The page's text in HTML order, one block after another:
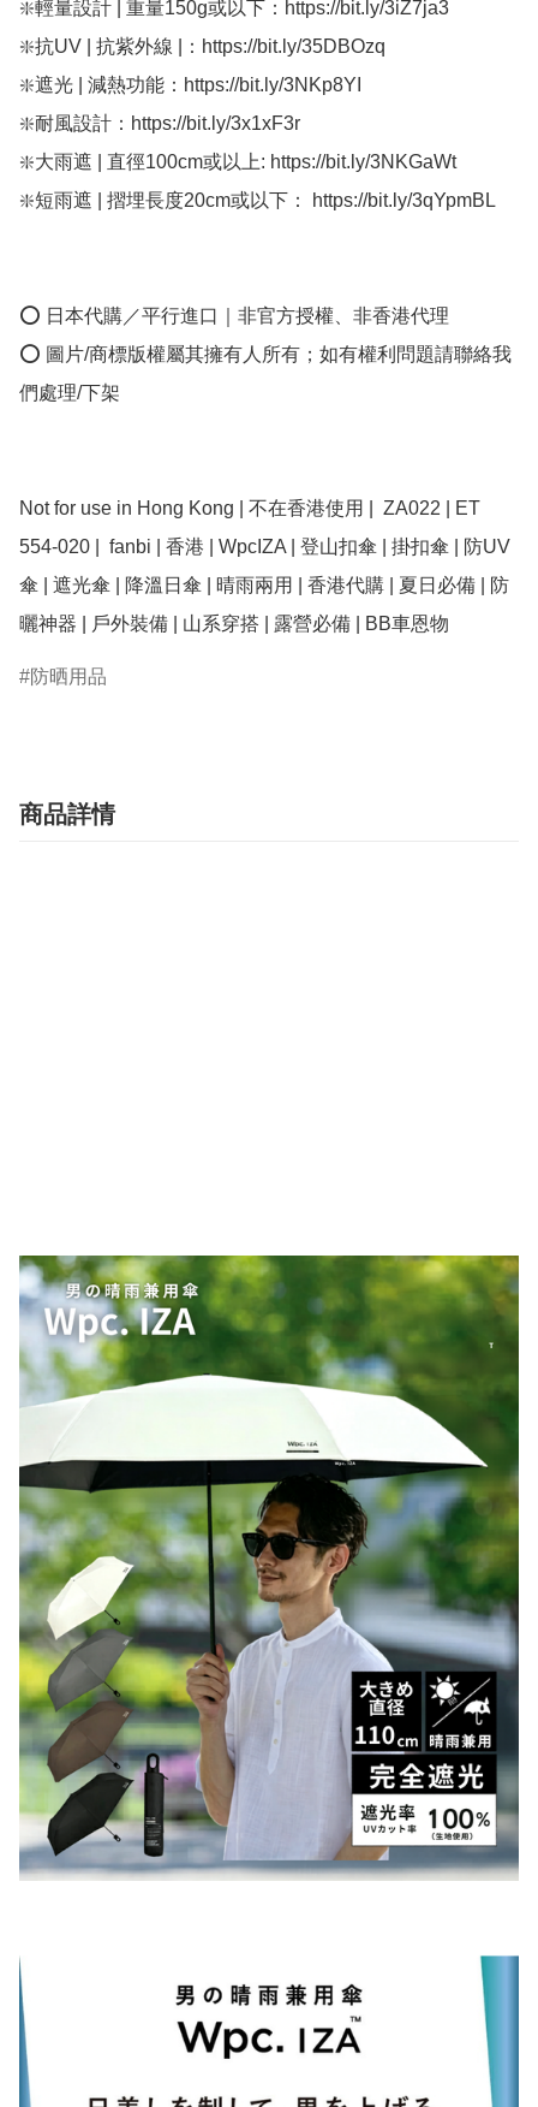
❇️輕量設計 | 重量150g或以下：https://bit.ly/3iZ7ja3
❇️抗UV | 抗紫外線 |：https://bit.ly/35DBOzq
❇️遮光 | 減熱功能：https://bit.ly/3NKp8YI
❇️耐風設計：https://bit.ly/3x1xF3r
❇️大雨遮 | 直徑100cm或以上: https://bit.ly/3NKGaWt
❇️短雨遮 | 摺埋長度20cm或以下： https://bit.ly/3qYpmBL
⭕ 日本代購／平行進口｜非官方授權、非香港代理
⭕ 圖片/商標版權屬其擁有人所有；如有權利問題請聯絡我
們處理/下架
Not for use in Hong Kong | 不在香港使用 |  ZA022 | ET
554-020 |  fanbi | 香港 | WpcIZA | 登山扣傘 | 掛扣傘 | 防UV
傘 | 遮光傘 | 降溫日傘 | 晴雨兩用 | 香港代購 | 夏日必備 | 防
防晒用品
商品詳情